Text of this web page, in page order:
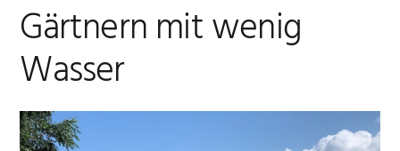
Gärtnern mit wenig
Wasser